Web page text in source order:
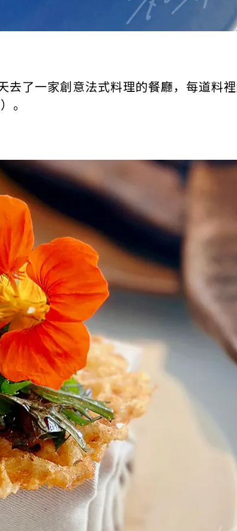
了一家創意法式料理的餐廳，每道料
。